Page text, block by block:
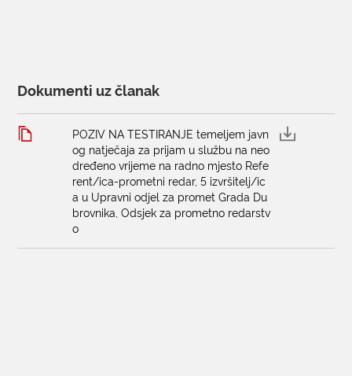
Dokumenti uz članak
POZIV NA TESTIRANJE temeljem javn
og natječaja za prijam u službu na neo
dređeno vrijeme na radno mjesto Refe
rent/ica-prometni redar, 5 izvršitelj/ic
a u Upravni odjel za promet Grada Du
brovnika, Odsjek za prometno redarstv
o